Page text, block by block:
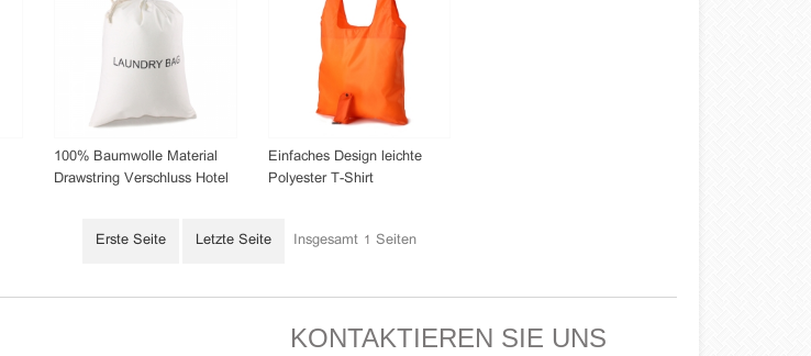
100% Baumwolle Material
Drawstring Verschluss Hotel
Einfaches Design leichte
Polyester T-Shirt
Erste Seite
Letzte Seite Insgesamt 1 Seiten
KONTAKTIEREN SIE UNS